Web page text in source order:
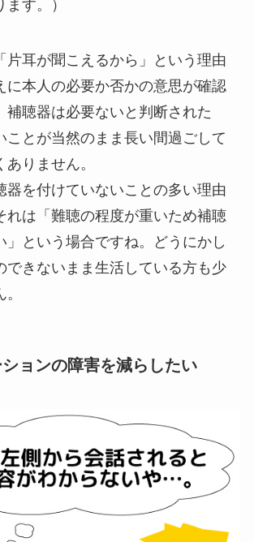
す。）
片耳が聞こえるから」という理由
に本人の必要か否かの意思が確認
補聴器は必要ないと判断された
ことが当然のまま長い間過ごして
りません。
器を付けていないことの多い理由
れは「難聴の程度が重いため補聴
」という場合ですね。どうにかし
できないまま生活している方も少
ョンの障害を減らしたい